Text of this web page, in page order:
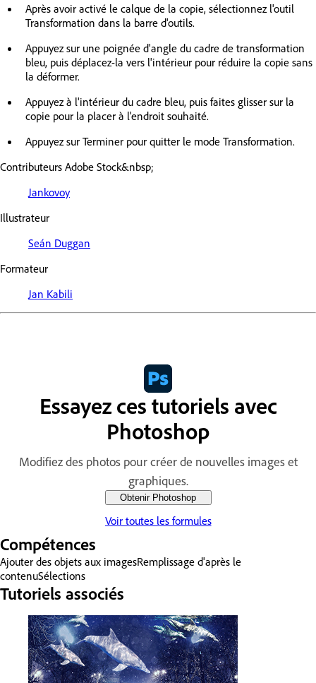
Après avoir activé le calque de la copie, sélectionnez l'outil
Transformation dans la barre d'outils.
Appuyez sur une poignée d'angle du cadre de transformation
bleu, puis déplacez-la vers l'intérieur pour réduire la copie sans
la déformer.
Appuyez à l'intérieur du cadre bleu, puis faites glisser sur la
copie pour la placer à l'endroit souhaité.
Appuyez sur Terminer pour quitter le mode Transformation.
Contributeurs Adobe Stock&nbsp;
Jankovoy
Illustrateur
Seán Duggan
Formateur
Jan Kabili
Essayez ces tutoriels avec
Photoshop
Modifiez des photos pour créer de nouvelles images et
graphiques.
Obtenir Photoshop
Voir toutes les formules
Compétences
Ajouter des objets aux imagesRemplissage d'après le
contenuSélections
Tutoriels associés